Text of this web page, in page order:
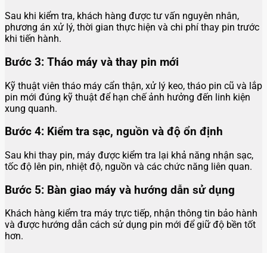
Sau khi kiểm tra, khách hàng được tư vấn nguyên nhân,
phương án xử lý, thời gian thực hiện và chi phí thay pin trước
khi tiến hành.
Bước 3: Tháo máy và thay pin mới
Kỹ thuật viên tháo máy cẩn thận, xử lý keo, tháo pin cũ và lắp
pin mới đúng kỹ thuật để hạn chế ảnh hưởng đến linh kiện
xung quanh.
Bước 4: Kiểm tra sạc, nguồn và độ ổn định
Sau khi thay pin, máy được kiểm tra lại khả năng nhận sạc,
tốc độ lên pin, nhiệt độ, nguồn và các chức năng liên quan.
Bước 5: Bàn giao máy và hướng dẫn sử dụng
Khách hàng kiểm tra máy trực tiếp, nhận thông tin bảo hành
và được hướng dẫn cách sử dụng pin mới để giữ độ bền tốt
hơn.